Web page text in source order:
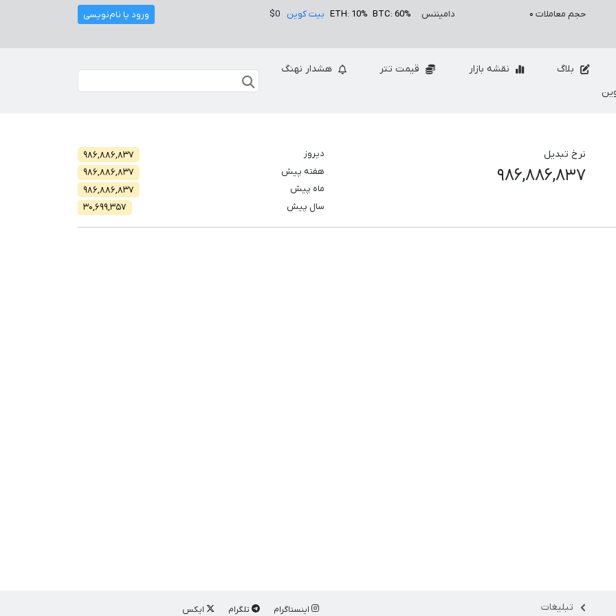
حجم معاملات ۰ دامیننس BTC: 60%
ETH: 10% بیت کوین $0 ورود یا نام‌نویسی
بلاگ نقشه بازار قیمت تتر
هشدار نهنگ
نرخ تبدیل
۹۸۶,۸۸۶,۸۳۷
دیروز
۹۸۶,۸۸۶,۸۳۷
هفته پیش
۹۸۶,۸۸۶,۸۳۷
ماه پیش
۹۸۶,۸۸۶,۸۳۷
سال پیش
۳۰,۶۹۹,۳۵۷
تبلیغات اینستاگرام تلگرام ایکس